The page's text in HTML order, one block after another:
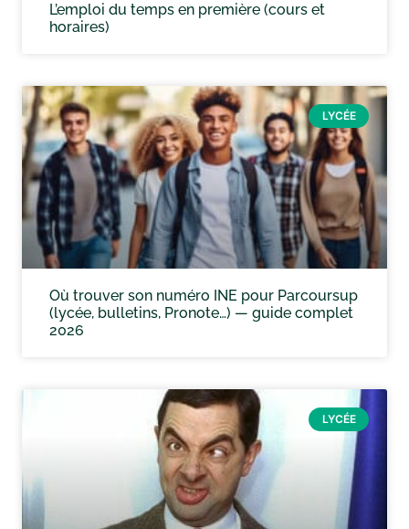
L’emploi du temps en première (cours et
horaires)
LYCÉE
Où trouver son numéro INE pour Parcoursup
(lycée, bulletins, Pronote…) — guide complet
2026
LYCÉE